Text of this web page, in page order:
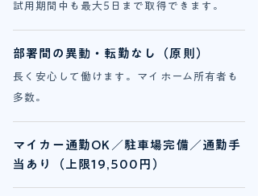
試用期間中も最大5日まで取得できます。
部署間の異動・転勤なし（原則）
長く安心して働けます。マイホーム所有者も
多数。
マイカー通勤OK／駐車場完備／通勤手
当あり（上限19,500円）